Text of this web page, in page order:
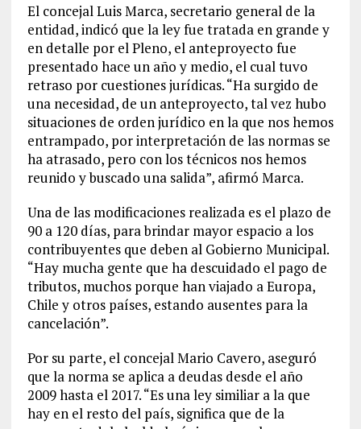
El concejal Luis Marca, secretario general de la
entidad, indicó que la ley fue tratada en grande y
en detalle por el Pleno, el anteproyecto fue
presentado hace un año y medio, el cual tuvo
retraso por cuestiones jurídicas. “Ha surgido de
una necesidad, de un anteproyecto, tal vez hubo
situaciones de orden jurídico en la que nos hemos
entrampado, por interpretación de las normas se
ha atrasado, pero con los técnicos nos hemos
reunido y buscado una salida”, afirmó Marca.
Una de las modificaciones realizada es el plazo de
90 a 120 días, para brindar mayor espacio a los
contribuyentes que deben al Gobierno Municipal.
“Hay mucha gente que ha descuidado el pago de
tributos, muchos porque han viajado a Europa,
Chile y otros países, estando ausentes para la
cancelación”.
Por su parte, el concejal Mario Cavero, aseguró
que la norma se aplica a deudas desde el año
2009 hasta el 2017. “Es una ley similiar a la que
hay en el resto del país, significa que de la